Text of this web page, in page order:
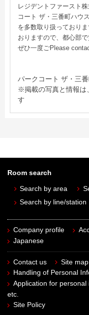
レジデントファースト
コート ザ・三番町ハウ
を多数取り扱っており
おりますので、都心部
ぜひ一度ごPlease
パークコート ザ・三
※掲載の写真と情報は
す
Room search
Search by area
Search by line/station
Company profile
Japanese
Contact us Site map
Handling of Personal
Application for
etc.
Site Policy